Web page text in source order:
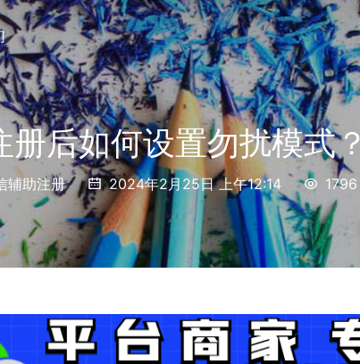
册后如何设置勿扰模式？
辅助注册 2024年2月25日 上午12:14 1796